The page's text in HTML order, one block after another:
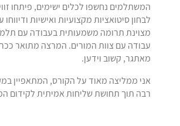
המשתלמים נחשפו לכלים ישימים, פיתחו
לבחון סיטואציות מקצועיות ואישיות
מצוינת תרומה משמעותית בעבודה עם
עבודה עם צוות המורים. המרצה מתואר
מאתגר, קשוב וידען.
אני ממליצה מאוד על הקורס, המתאפיין
רבה תוך תחושת שליחות אמיתית לקידום